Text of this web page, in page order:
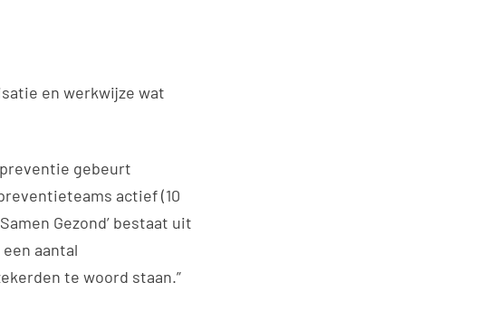
en werkwijze wat
gebeurt
actief (10
Gezond’ bestaat uit
aantal
te woord staan.”